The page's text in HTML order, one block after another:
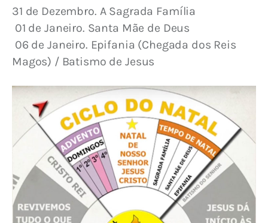
31 de Dezembro. A Sagrada Família
01 de Janeiro. Santa Mãe de Deus
Magos) / Batismo de Jesus